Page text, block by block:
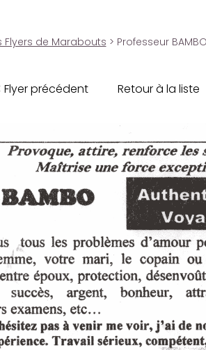
Flyers de Marabouts > Professeur BAMBO
Flyer précédent Retour à la liste